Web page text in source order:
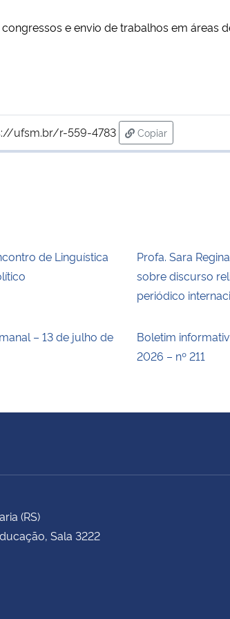
e envio de trabalhos em áreas
ufsm.br/r-559-4783
Copiar
para área de
de Linguística
Profa. Sara
sobre discurso
periódico
– 13 de julho de
Boletim
2026 – nº 211
(RS)
Sala 3222